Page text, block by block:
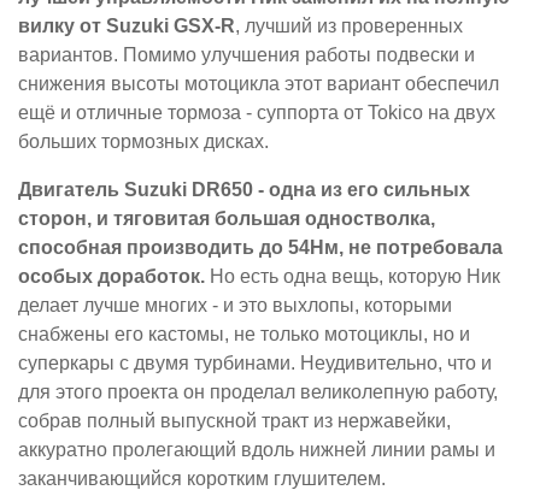
вилку от Suzuki GSX-R, лучший из проверенных
вариантов. Помимо улучшения работы подвески и
снижения высоты мотоцикла этот вариант обеспечил
ещё и отличные тормоза - суппорта от Tokico на двух
больших тормозных дисках.
Двигатель Suzuki DR650 - одна из его сильных
сторон, и тяговитая большая одностволка,
способная производить до 54Нм, не потребовала
особых доработок. Но есть одна вещь, которую Ник
делает лучше многих - и это выхлопы, которыми
снабжены его кастомы, не только мотоциклы, но и
суперкары с двумя турбинами. Неудивительно, что и
для этого проекта он проделал великолепную работу,
собрав полный выпускной тракт из нержавейки,
аккуратно пролегающий вдоль нижней линии рамы и
заканчивающийся коротким глушителем.